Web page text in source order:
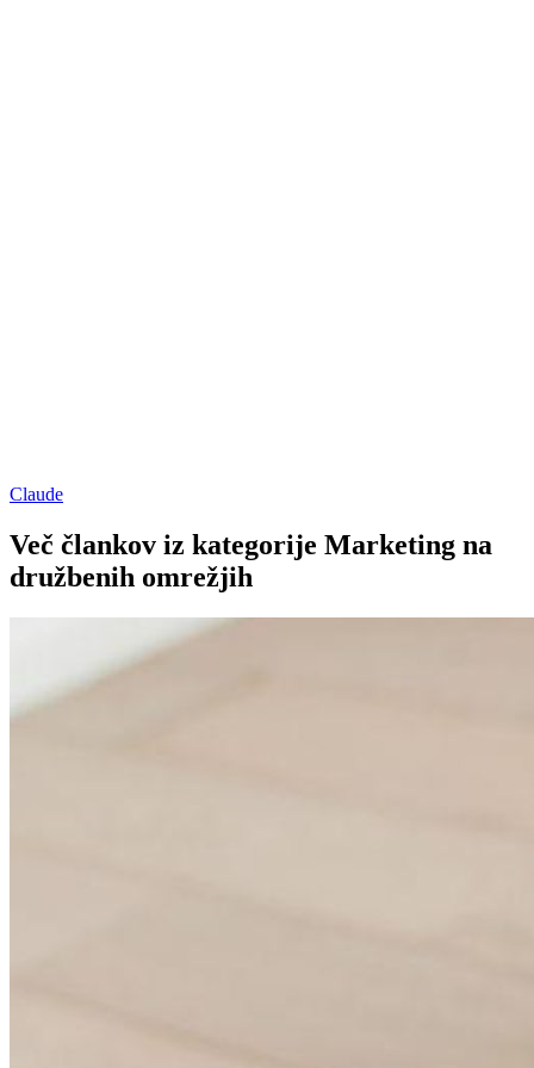
Claude
Več člankov iz kategorije Marketing na
družbenih omrežjih